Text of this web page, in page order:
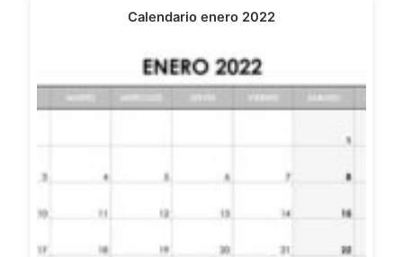
Calendario enero 2022